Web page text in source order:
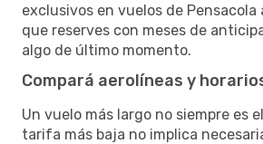
exclusivos en vuelos de Pensacola
que reserves con meses de
algo de último momento.
Compará aerolíneas y
Un vuelo más largo no siempre es
tarifa más baja no implica